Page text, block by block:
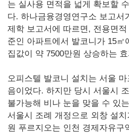
는 실사용 면적을 넓게 확보할
다. 하나금융경영연구소 보고서
제학 보고서에 따르면, 전용면
준인 아파트에서 발코니가 15㎡
집값이 약 7500만원 상승하는
오피스텔 발코니 설치는 서울
음이었다. 하지만 당시 서울시
불가능해 비나 눈을 맞을 수 있
서울시 조례 개정으로 외창 설
원 푸르지오는 인천 경제자유구